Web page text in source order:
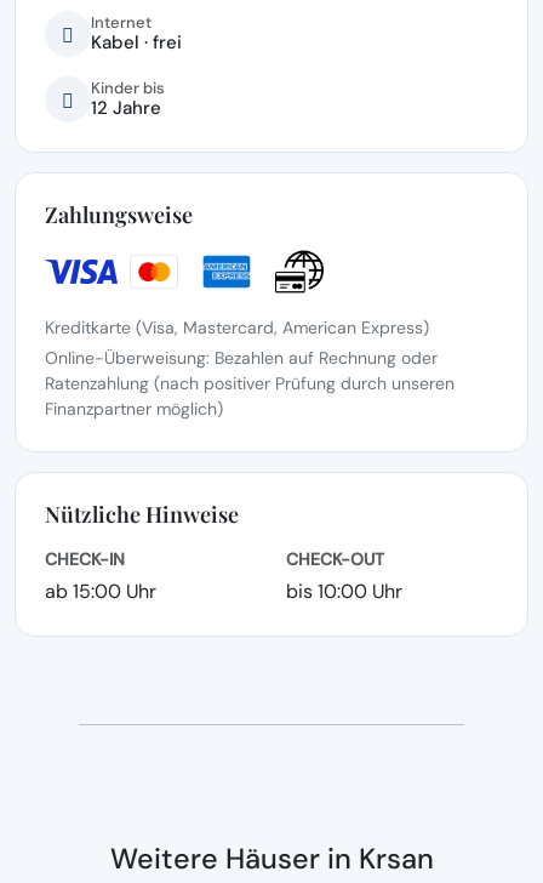
Internet
Kabel · frei
Kinder bis
12 Jahre
Zahlungsweise
Kreditkarte (Visa, Mastercard, American Express)
Online-Überweisung: Bezahlen auf Rechnung oder
Ratenzahlung (nach positiver Prüfung durch unseren
Finanzpartner möglich)
Nützliche Hinweise
CHECK-IN
ab 15:00 Uhr
CHECK-OUT
bis 10:00 Uhr
Weitere Häuser in Krsan